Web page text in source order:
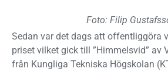
Foto: Filip
Sedan var det dags att offentliggöra
priset vilket gick till ”Himmelsvid” av
från Kungliga Tekniska Högskolan